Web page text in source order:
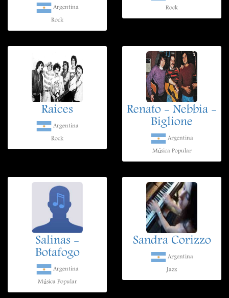
Argentina
Rock
Rock
Raices
Argentina
Rock
Renato - Nebbia -
Biglione
Argentina
Música Popular
Salinas -
Botafogo
Argentina
Música Popular
Sandra Corizzo
Argentina
Jazz